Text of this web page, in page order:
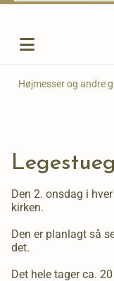
Højmesser og andre
Den 2. onsdag i
kirken.
Den er planlagt så
det.
Det hele tager ca.